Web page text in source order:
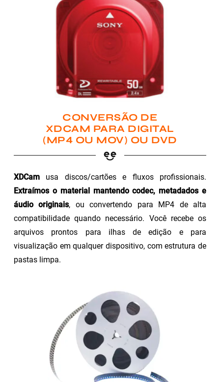
CONVERSÃO DE
XDCAM PARA DIGITAL
(MP4 OU MOV) OU DVD
XDCam usa discos/cartões e fluxos profissionais.
Extraímos o material mantendo codec, metadados e
áudio originais, ou convertendo para MP4 de alta
compatibilidade quando necessário. Você recebe os
arquivos prontos para ilhas de edição e para
visualização em qualquer dispositivo, com estrutura de
pastas limpa.